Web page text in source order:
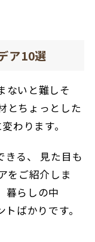
ア10選
ないと難しそ
とちょっとした
わります。
きる、 見た目も
をご紹介しま
暮らしの中
ばかりです。